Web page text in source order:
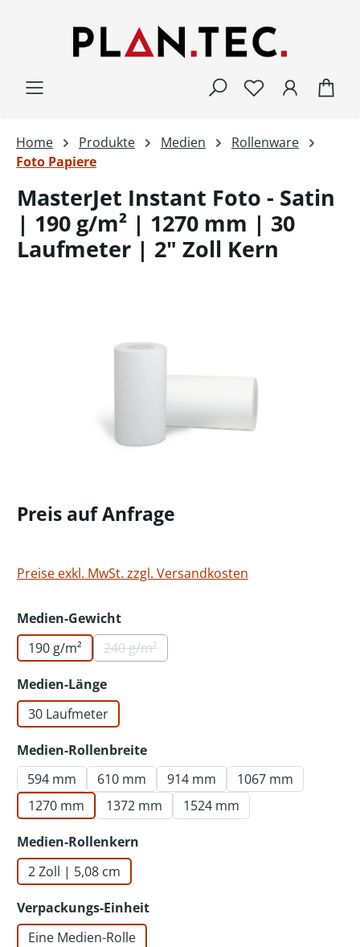
Home Produkte Medien
Rollenware
Foto Papiere
MasterJet Instant Foto - Satin
| 190 g/m² | 1270 mm | 30
Laufmeter | 2" Zoll Kern
Preis auf Anfrage
Preise exkl. MwSt. zzgl. Versandkosten
Medien-Gewichtauswählen
190 g/m²
240 g/m²(Diese Option ist zurzeit nicht verfügbar.)
Medien-Längeauswählen
30 Laufmeter
Medien-Rollenbreiteauswählen
594 mm
610 mm 914 mm
1067 mm
1270 mm
1372 mm 1524 mm
Medien-Rollenkern
2 Zoll | 5,08 cm
Verpackungs-Einheitauswählen
Eine Medien-Rolle